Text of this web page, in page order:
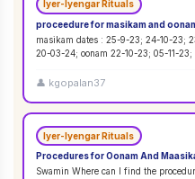
Iyer-Iyengar Rituals
proceedure for masikam and
masikam dates : 25-9-23; 24-10-23;
👤 kgopalan37
Iyer-Iyengar Rituals
Procedures for Oonam And
Swamin Where can I find the